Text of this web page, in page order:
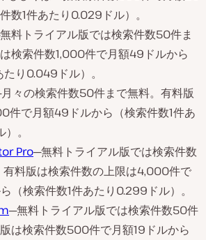
数1件あたり0.029ドル）。
料トライアル版では検索件数50件ま
検索件数1,000件で月額49ドルから
たり0.049ドル）。
々の検索件数50件まで無料。有料版
件で月額49ドルから（検索件数1件あ
。
Pro─無料トライアル版では検索件数
料版は検索件数の上限は4,000件で
（検索件数1件あたり0.299ドル）。
─無料トライアル版では検索件数50件
は検索件数500件で月額19ドルから